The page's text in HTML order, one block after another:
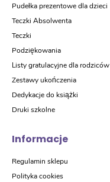
Pudełka prezentowe dla dzieci
Teczki Absolwenta
Teczki
Podziękowania
Listy gratulacyjne dla rodziców
Zestawy ukończenia
Dedykacje do książki
Druki szkolne
Informacje
Regulamin sklepu
Polityka cookies